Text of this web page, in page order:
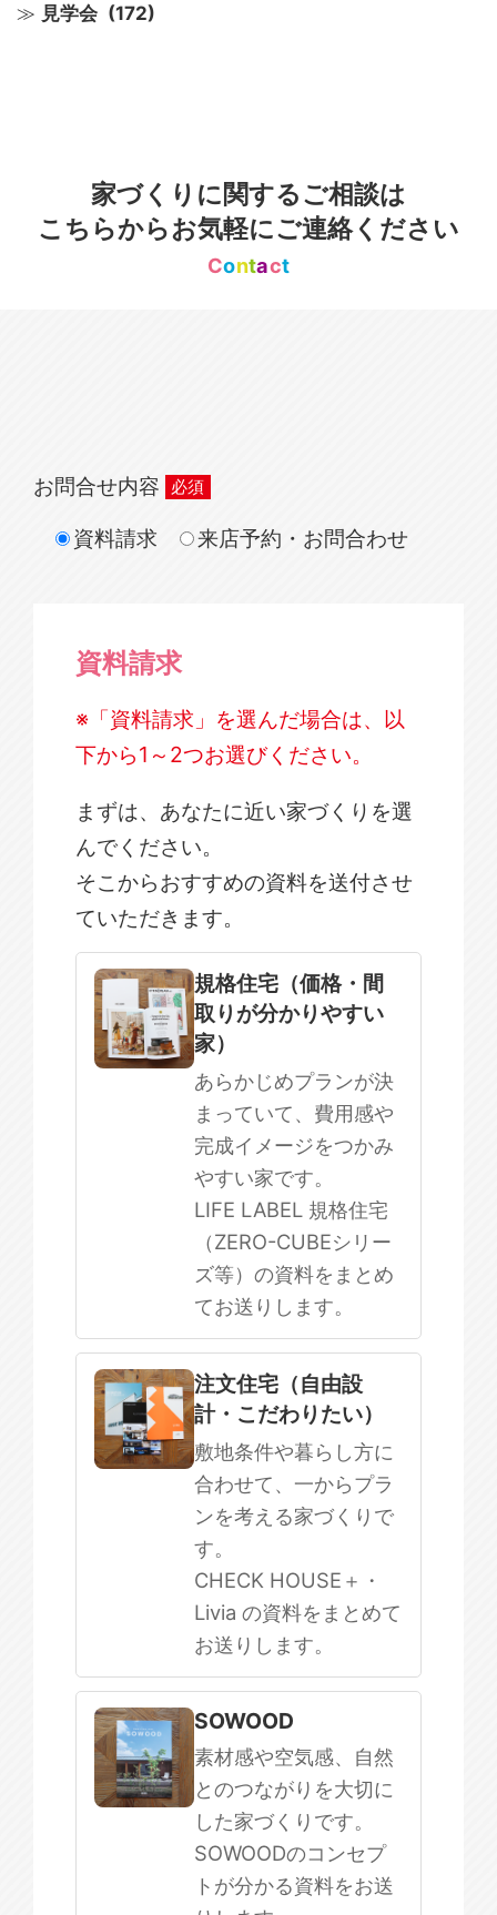
見学会 (172)
家づくりに関するご相談は
こちらからお気軽にご連絡ください
Contact
お問合せ内容
資料請求
来店予約・お問合わせ
資料請求
※「資料請求」を選んだ場合は、以
下から1～2つお選びください。
まずは、あなたに近い家づくりを選
んでください。
そこからおすすめの資料を送付させ
ていただきます。
規格住宅
注文住宅
SOWOOD
まだ何も決まっていない
規格住宅（価格・間
取りが分かりやすい
家）
あらかじめプランが決
まっていて、費用感や
完成イメージをつかみ
やすい家です。
LIFE LABEL 規格住宅
（ZERO-CUBEシリー
ズ等）の資料をまとめ
てお送りします。
注文住宅（自由設
計・こだわりたい）
敷地条件や暮らし方に
合わせて、一からプラ
ンを考える家づくりで
す。
CHECK HOUSE＋・
Livia の資料をまとめて
お送りします。
SOWOOD
素材感や空気感、自然
とのつながりを大切に
した家づくりです。
SOWOODのコンセプ
トが分かる資料をお送